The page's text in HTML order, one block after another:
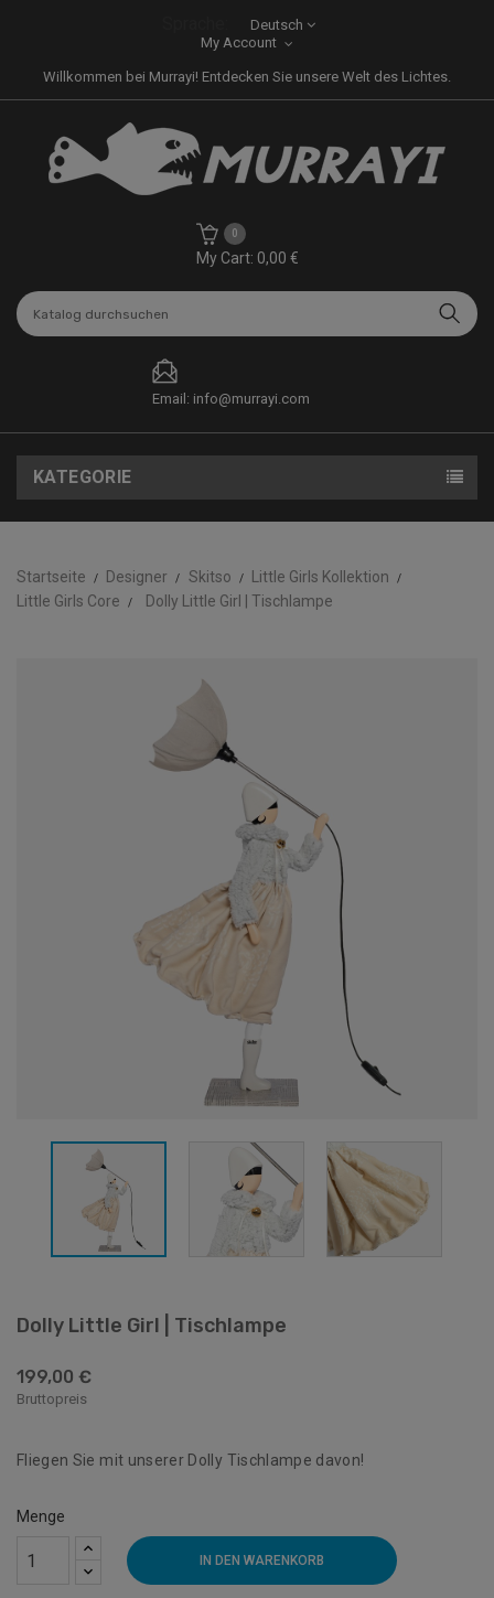
Deutsch
My Account
Willkommen bei Murrayi! Entdecken Sie unsere Welt des Lichtes.
My Cart: 0,00 €
0
Email: info@murrayi.com
KATEGORIE
Startseite Designer Skitso
Little Girls Kollektion
Little Girls Core
Dolly Little Girl | Tischlampe
Dolly Little Girl | Tischlampe
199,00 €
Bruttopreis
Fliegen Sie mit unserer Dolly Tischlampe davon!
Menge
IN DEN WARENKORB